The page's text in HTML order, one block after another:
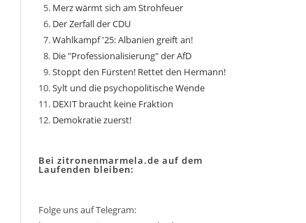
Merz wärmt sich am Strohfeuer
Der Zerfall der CDU
Wahlkampf '25: Albanien greift an!
Die "Professionalisierung" der AfD
Stoppt den Fürsten! Rettet den Hermann!
Sylt und die psychopolitische Wende
DEXIT braucht keine Fraktion
Demokratie zuerst!
Bei zitronenmarmela.de auf dem
Laufenden bleiben:
Folge uns auf Telegram: